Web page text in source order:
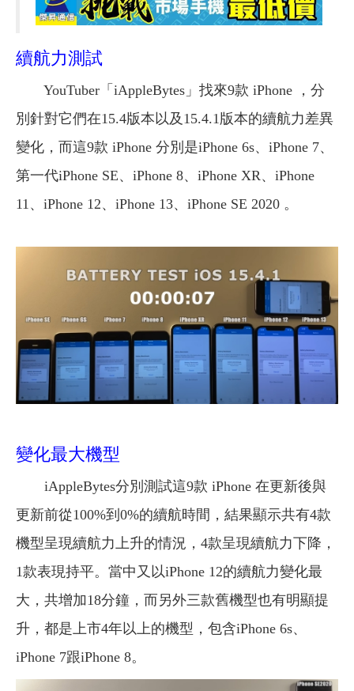
續航力測試
YouTuber「iAppleBytes」找來9款 iPhone ，分
別針對它們在15.4版本以及15.4.1版本的續航力差異
變化，而這9款 iPhone 分別是iPhone 6s、iPhone 7、
第一代iPhone SE、iPhone 8、iPhone XR、iPhone
11、iPhone 12、iPhone 13、iPhone SE 2020 。
變化最大機型
iAppleBytes分別測試這9款 iPhone 在更新後與
更新前從100%到0%的續航時間，結果顯示共有4款
機型呈現續航力上升的情況，4款呈現續航力下降，
1款表現持平。當中又以iPhone 12的續航力變化最
大，共增加18分鐘，而另外三款舊機型也有明顯提
升，都是上市4年以上的機型，包含iPhone 6s、
iPhone 7跟iPhone 8。